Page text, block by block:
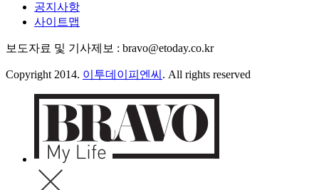
공지사항
사이트맵
보도자료 및 기사제보 : bravo@etoday.co.kr
Copyright 2014. 이투데이피엔씨 . All rights reserved